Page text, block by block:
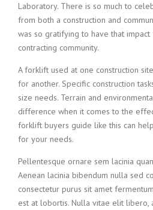
Laboratory. There is so much to
from both a construction and
was so gratifying to have that
contracting community.
A forklift used at one construction
for another. Specific construction
size needs. Terrain and
difference when it comes to the
forklift buyers guide like this can
for your needs.
Pellentesque ornare sem lacinia
Aenean lacinia bibendum nulla sed
consectetur purus sit amet
est at lobortis. Nulla vitae elit libero,